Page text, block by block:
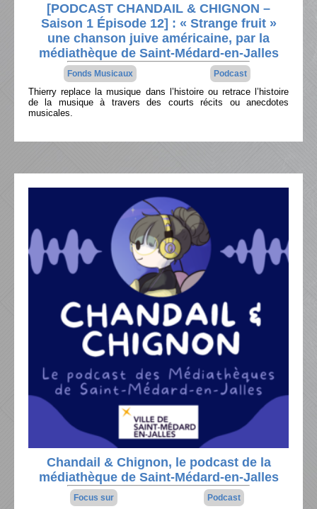
[PODCAST CHANDAIL & CHIGNON –
Saison 1 Épisode 12] : « Strange fruit »
une chanson juive américaine, par la
médiathèque de Saint-Médard-en-Jalles
Fonds Musicaux Podcast
Thierry replace la musique dans l’histoire ou retrace l’histoire
de la musique à travers des courts récits ou anecdotes
musicales.
Chandail & Chignon, le podcast de la
médiathèque de Saint-Médard-en-Jalles
Focus sur Podcast